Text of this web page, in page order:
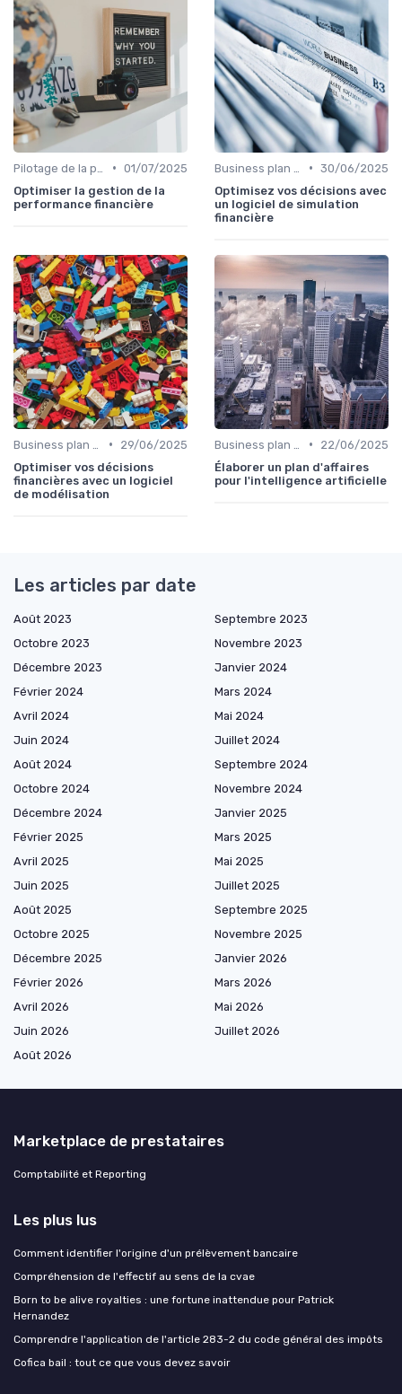
• 01/07/2025
Optimiser la gestion de la
performance financière
• 30/06/2025
Optimisez vos décisions avec
un logiciel de simulation
financière
•
29/06/2025
Optimiser vos décisions
financières avec un logiciel
de modélisation
•
22/06/2025
Élaborer un plan d'affaires
pour l'intelligence artificielle
Les articles par date
Août 2023
Septembre 2023
Octobre 2023
Novembre 2023
Décembre 2023
Janvier 2024
Février 2024
Mars 2024
Avril 2024
Mai 2024
Juin 2024
Juillet 2024
Août 2024
Septembre 2024
Octobre 2024
Novembre 2024
Décembre 2024
Janvier 2025
Février 2025
Mars 2025
Avril 2025
Mai 2025
Juin 2025
Juillet 2025
Août 2025
Septembre 2025
Octobre 2025
Novembre 2025
Décembre 2025
Janvier 2026
Février 2026
Mars 2026
Avril 2026
Mai 2026
Juin 2026
Juillet 2026
Août 2026
Marketplace de prestataires
Comptabilité et Reporting
Les plus lus
Comment identifier l'origine d'un prélèvement bancaire
Compréhension de l'effectif au sens de la cvae
Born to be alive royalties : une fortune inattendue pour Patrick
Hernandez
Comprendre l'application de l'article 283-2 du code général des impôts
Cofica bail : tout ce que vous devez savoir